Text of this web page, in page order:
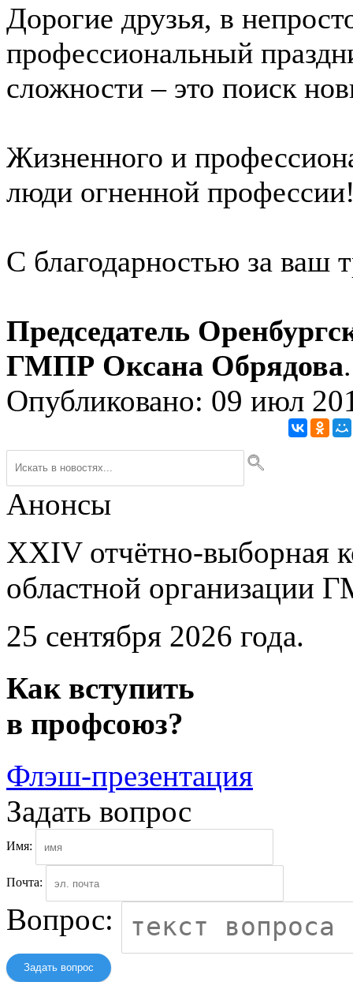
Дорогие друзья, в
профессиональный
сложности – это поиск
Жизненного и
люди огненной
С благодарностью за ваш
Председатель
ГМПР Оксана Обрядова.
Опубликовано: 09 июл
Анонсы
XXIV отчётно-выборная
областной организации
25 сентября 2026 года.
Как вступить
в профсоюз?
Флэш-презентация
Задать вопрос
Имя:
Почта:
Вопрос:
Задать вопрос